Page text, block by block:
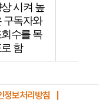
시켜 높
구독자와
회수를 목
로 함
정보처리방침